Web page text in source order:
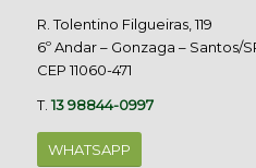
R. Tolentino Filgueiras, 119
6º Andar – Gonzaga – Santos/
CEP 11060-471
T.13 98844-0997
WHATSAPP